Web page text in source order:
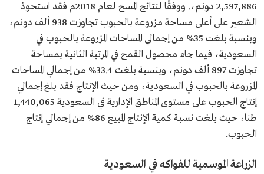
2,597,886 دونم،. ووفقًا لنتائج المسح لعام 2018م فقد استحوذ
الشعير على أعلى مساحة مزروعة بالحبوب تجاوزت 938 ألف دونم،
وبنسبة بلغت 35% من إجمالي المساحات المزروعة بالحبوب في
السعودية، فيما جاء محصول القمح في المرتبة الثانية بمساحة
تجاوزت 897 ألف دونم، وبنسبة بلغت 33.4% من إجمالي المساحات
المزروعة بالحبوب في السعودية، ومن حيث الإنتاج فقد بلغ إجمالي
إنتاج الحبوب على مستوى المناطق الإدارية في السعودية 1,440,065
طنا، حيث بلغت نسبة كمية الإنتاج المبيع 86% من إجمالي إنتاج
الحبوب.
الزراعة الموسمية للفواكه في السعودية